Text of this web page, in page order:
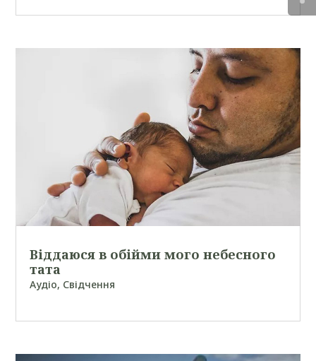
Віддаюся в обійми мого небесного
тата
Аудіо, Свідчення